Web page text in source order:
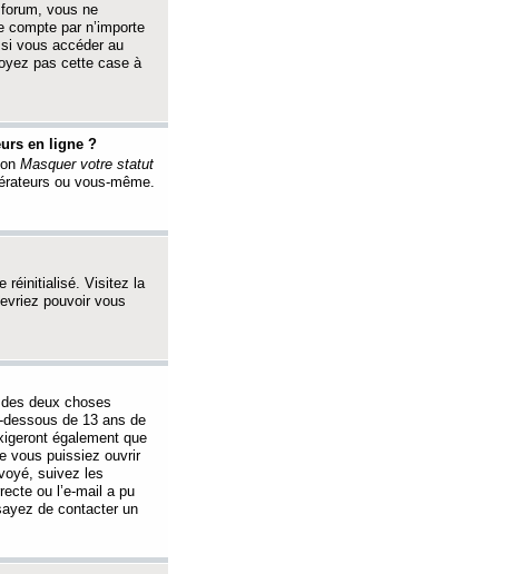
vous ne
par n’importe
vous accéder au
pas cette case à
en ligne ?
Masquer votre statut
ou vous-même.
réinitialisé. Visitez la
pouvoir vous
deux choses
de 13 ans de
également que
vous puissiez ouvrir
suivez les
ou l’e-mail a pu
de contacter un